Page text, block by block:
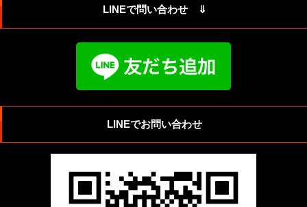
LINEで問い合わせ ⇓
LINEでお問い合わせ